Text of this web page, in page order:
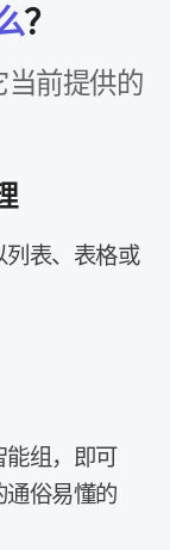
？
当前​提供​的​
表、​表格​或​
能​组，​即可​
俗​易懂​的​